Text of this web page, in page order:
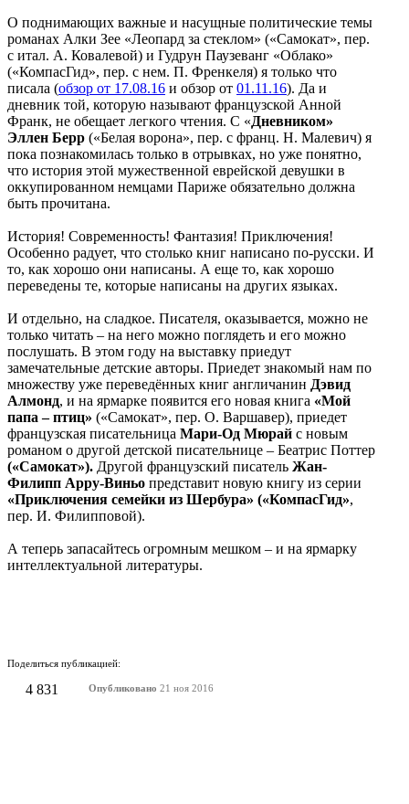
О поднимающих важные и насущные политические темы
романах Алки Зее «Леопард за стеклом» («Самокат», пер.
с итал. А. Ковалевой) и Гудрун Паузеванг «Облако»
(«КомпасГид», пер. с нем. П. Френкеля) я только что
писала (обзор от 17.08.16 и обзор от 01.11.16). Да и
дневник той, которую называют французской Анной
Франк, не обещает легкого чтения. С «Дневником»
Эллен Берр («Белая ворона», пер. с франц. Н. Малевич) я
пока познакомилась только в отрывках, но уже понятно,
что история этой мужественной еврейской девушки в
оккупированном немцами Париже обязательно должна
быть прочитана.
История! Современность! Фантазия! Приключения!
Особенно радует, что столько книг написано по-русски. И
то, как хорошо они написаны. А еще то, как хорошо
переведены те, которые написаны на других языках.
И отдельно, на сладкое. Писателя, оказывается, можно не
только читать – на него можно поглядеть и его можно
послушать. В этом году на выставку приедут
замечательные детские авторы. Приедет знакомый нам по
множеству уже переведённых книг англичанин Дэвид
Алмонд, и на ярмарке появится его новая книга «Мой
папа – птиц» («Самокат», пер. О. Варшавер), приедет
французская писательница Мари-Од Мюрай с новым
романом о другой детской писательнице – Беатрис Поттер
(«Самокат»). Другой французский писатель Жан-
Филипп Арру-Виньо представит новую книгу из серии
«Приключения семейки из Шербура» («КомпасГид»,
пер. И. Филипповой).
А теперь запасайтесь огромным мешком – и на ярмарку
интеллектуальной литературы.
Поделиться публикацией:
4 831 Опубликовано 21 ноя 2016